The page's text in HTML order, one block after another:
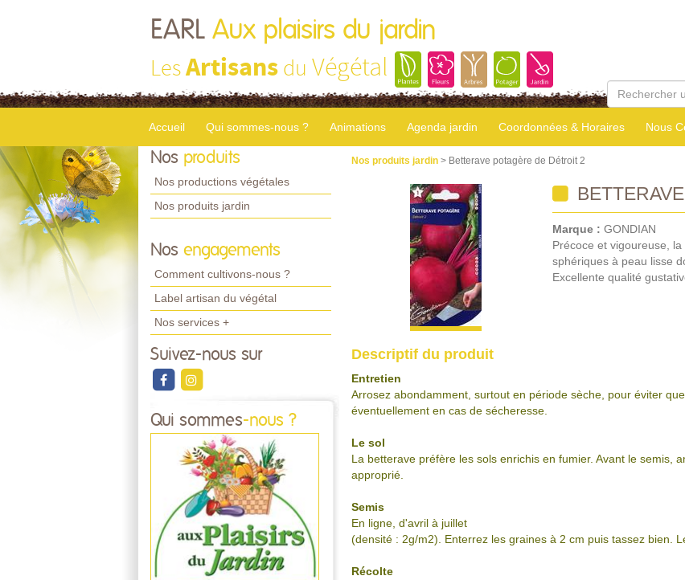
EARL Aux plaisirs du jardin
LesArtisans du Végétal
Accueil Qui sommes-nous ? Animations Agenda jardin Coordonnées & Horaires Nous
Nos produits
Nos productions végétales
Nos produits jardin
Nos engagements
Comment cultivons-nous ?
Label artisan du végétal
Nos services +
Suivez-nous sur
Qui sommes-nous ?
Nos produits jardin > Betterave potagère de Détroit 2
Marque : GONDIAN
Précoce et vigoureuse,
sphériques à peau lisse
Excellente qualité
Descriptif du produit
Entretien
Arrosez abondamment, surtout en période sèche, pour éviter
éventuellement en cas de sécheresse.
Le sol
La betterave préfère les sols enrichis en fumier. Avant le semis,
approprié.
Semis
En ligne, d'avril à juillet
(densité : 2g/m2). Enterrez les graines à 2 cm puis tassez bien.
Récolte